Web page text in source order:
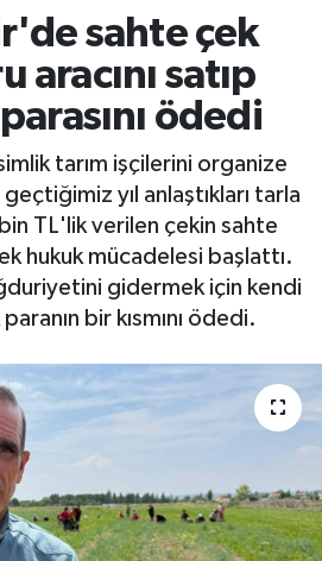
sahte çek
aracını satıp
ödedi
tarım işçilerini organize
yıl anlaştıkları tarla
TL'lik verilen çekin sahte
hukuk mücadelesi başlattı.
gidermek için kendi
bir kısmını ödedi.
Puan Durumu ve Fikstür